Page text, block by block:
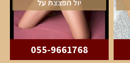
יול הפצצת על
055-9661768